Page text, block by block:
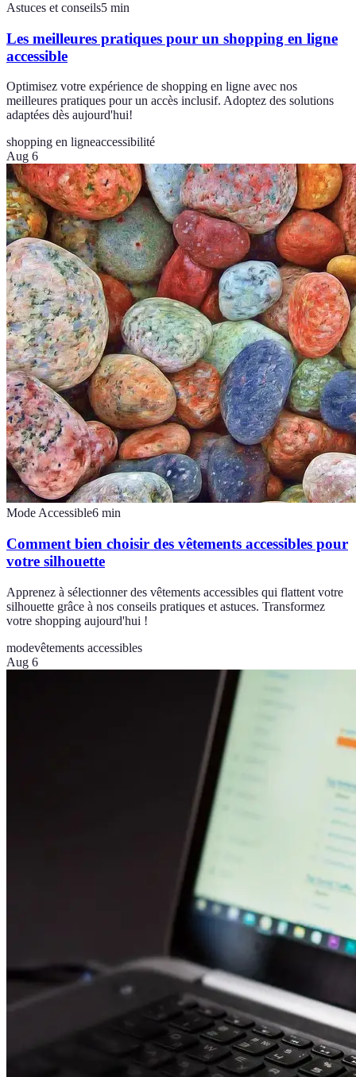
Astuces et conseils5 min
Les meilleures pratiques pour un shopping en ligne
accessible
Optimisez votre expérience de shopping en ligne avec nos
meilleures pratiques pour un accès inclusif. Adoptez des solutions
adaptées dès aujourd'hui!
shopping en ligneaccessibilité
Aug 6
Mode Accessible6 min
Comment bien choisir des vêtements accessibles pour
votre silhouette
Apprenez à sélectionner des vêtements accessibles qui flattent votre
silhouette grâce à nos conseils pratiques et astuces. Transformez
votre shopping aujourd'hui !
modevêtements accessibles
Aug 6